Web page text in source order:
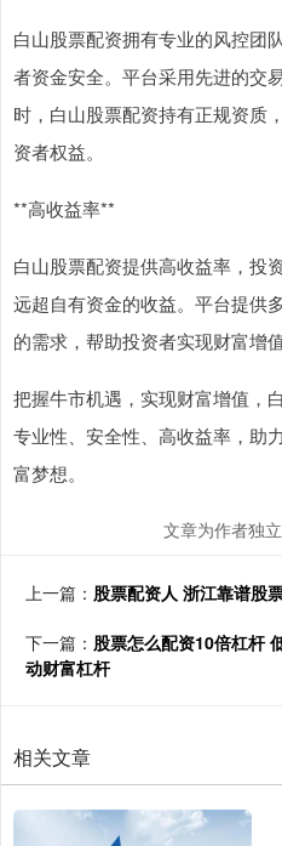
白山股票配资拥有专业的风控团
者资金安全。平台采用先进的交
时，白山股票配资持有正规资质
资者权益。
**高收益率**
白山股票配资提供高收益率，投
远超自有资金的收益。平台提供
的需求，帮助投资者实现财富增值
把握牛市机遇，实现财富增值，
专业性、安全性、高收益率，助
富梦想。
文章为作者独
上一篇： 股票配资人 浙江靠谱股
下一篇： 股票怎么配资10倍杠杆
动财富杠杆
相关文章